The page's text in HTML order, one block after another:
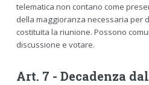
telematica non contano come
della maggioranza necessaria per
costituita la riunione. Possono
discussione e votare.
Art. 7 - Decadenza